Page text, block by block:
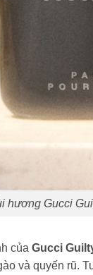
hương Gucci
của Gucci
và quyến rũ.